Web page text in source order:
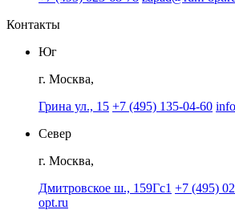
Контакты
Юг
г. Москва,
Грина ул., 15 +7 (495) 135-04-60
Север
г. Москва,
Дмитровское ш., 159Гс1 +7 (495)
opt.ru